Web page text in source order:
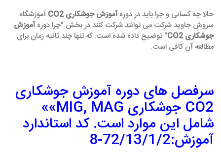
حالا چه کسانی و چرا باید در دورهآموزش جوشکاری CO2
آموزشگاه
سروش جاوید شرکت می توانند شرکت کنند در بخش "چرا دورهآموزش
جوشکاری CO2
" توضیح داده شده است. که تنها چند ثانیه زمان برای
مطالعه آن کافی است.
سرفصل های دوره آموزش جوشکاری
CO2 جوشکاری MIG, MAG»»
شامل این موارد است. کد استاندارد
آموزش:72/13/1/2-8